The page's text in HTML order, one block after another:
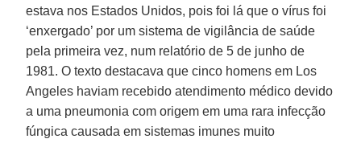
estava nos Estados Unidos, pois foi lá que o vírus foi
‘enxergado’ por um sistema de vigilância de saúde
pela primeira vez, num relatório de 5 de junho de
1981. O texto destacava que cinco homens em Los
Angeles haviam recebido atendimento médico devido
a uma pneumonia com origem em uma rara infecção
fúngica causada em sistemas imunes muito